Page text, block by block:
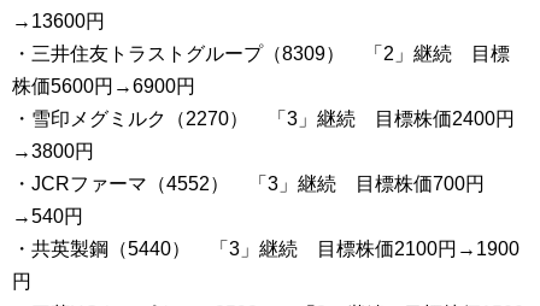
→13600円
・三井住友トラストグループ（8309） 「2」継続 目標
株価5600円→6900円
・雪印メグミルク（2270） 「3」継続 目標株価2400円
→3800円
・JCRファーマ（4552） 「3」継続 目標株価700円
→540円
・共英製鋼（5440） 「3」継続 目標株価2100円→1900
円